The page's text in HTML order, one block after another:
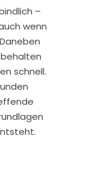
–
wenn
schnell.